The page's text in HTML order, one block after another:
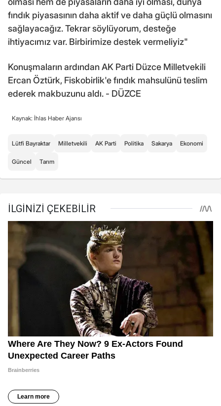
fındık piyasasının daha aktif ve daha güçlü olmasını
sağlayacağız. Tekrar söylüyorum, desteğe
ihtiyacımız var. Birbirimize destek vermeliyiz"
Konuşmaların ardından AK Parti Düzce Milletvekili
Ercan Öztürk, Fiskobirlik'e fındık mahsulünü teslim
ederek makbuzunu aldı. - DÜZCE
Kaynak: İhlas Haber Ajansı
Lütfi Bayraktar Milletvekili AK Parti Politika Sakarya Ekonomi
Güncel Tarım